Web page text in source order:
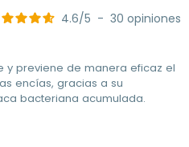
4.6/5 - 30 opiniones
y previene de manera eficaz el
encías, gracias a su
bacteriana acumulada.